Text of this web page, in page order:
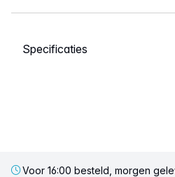
Selecteer een tabblad
Voor 16:00 besteld, morgen